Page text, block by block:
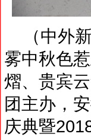
（中外新
雾中秋色
熠、贵宾
团主办，
庆典暨